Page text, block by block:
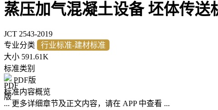
蒸压加气混凝土设备 坯体传送
JCT 2543-2019
专业分类
行业标准-建材标准
大小 591.61K
标准类别
PDF版
标准内容概览
... 更多详细章节及正文内容，请在 APP 中查看 ...